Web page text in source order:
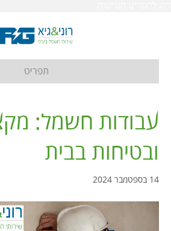
תפריט
עבודות חשמל:
ובטיחות בבית
14 בספטמבר 2024